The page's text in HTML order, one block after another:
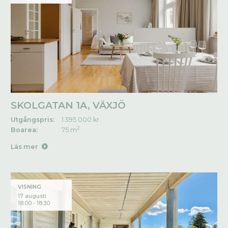
SKOLGATAN 1A, VÄXJÖ
Utgångspris:
1 395 000 kr
Boarea:
75 m2
Läs mer
VISNING
17 augusti
18.00 - 18.30